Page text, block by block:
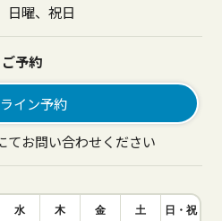
日曜、祝日
ご予約
イン予約
てお問い合わせください
水 木 金 土 日・祝